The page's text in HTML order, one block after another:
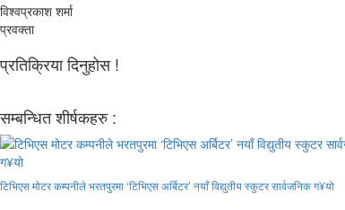
विश्वप्रकाश शर्मा
प्रवक्ता
प्रतिक्रिया दिनुहोस !
सम्बन्धित शीर्षकहरु :
टिभिएस मोटर कम्पनीले भरतपुरमा ‘टिभिएस अर्बिटर’ नयाँ विद्युतीय स्कुटर सार्वजनिक ग¥यो